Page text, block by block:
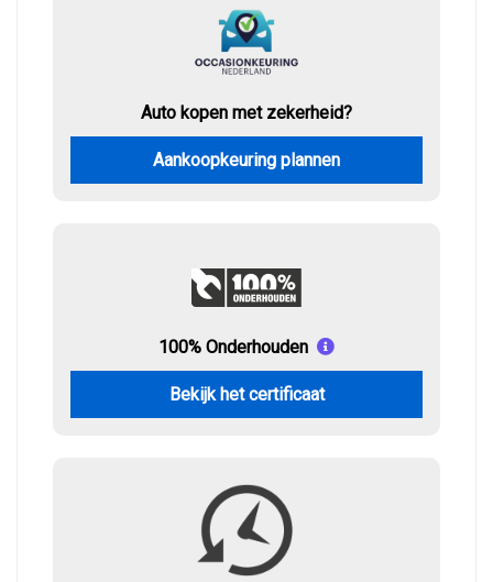
Auto kopen met zekerheid?
Aankoopkeuring plannen
100% Onderhouden
Bekijk het certificaat